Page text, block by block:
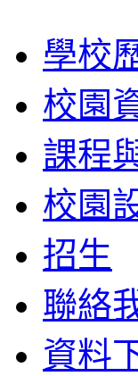
學校
校園
課程
校園
招生
聯絡
資料